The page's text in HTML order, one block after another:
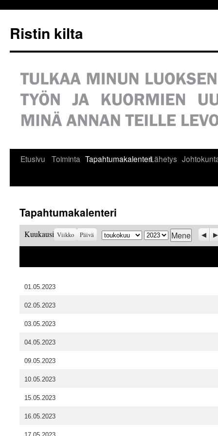
Ristin kilta
Etusivu Toiminta TapahtumakalenteriLähetys
Tapahtumakalenteri
Kuukausi Viikko Päivä Kuukausi Vuosi
01.05.2023
02.05.2023
03.05.2023
04.05.2023
09.05.2023
10.05.2023
15.05.2023
16.05.2023